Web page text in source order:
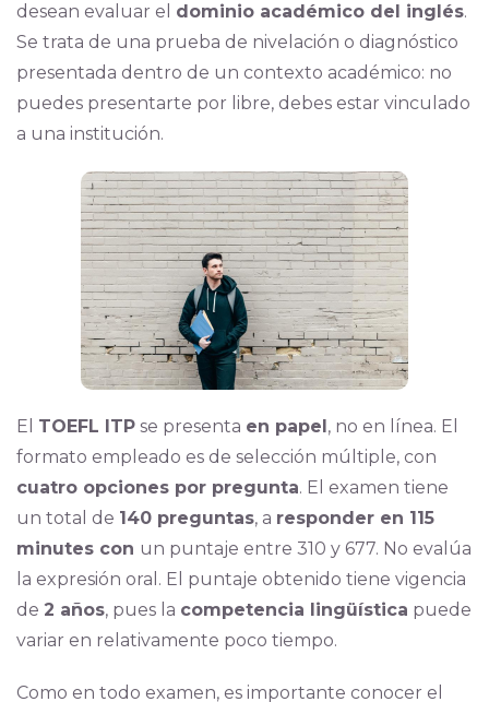
desean evaluar el dominio académico del inglés.
Se trata de una prueba de nivelación o diagnóstico
presentada dentro de un contexto académico: no
puedes presentarte por libre, debes estar vinculado
a una institución.
El TOEFL ITP se presenta en papel, no en línea. El
formato empleado es de selección múltiple, con
cuatro opciones por pregunta. El examen tiene
un total de 140 preguntas, a responder en 115
minutes con un puntaje entre 310 y 677. No evalúa
la expresión oral. El puntaje obtenido tiene vigencia
de 2 años, pues la competencia lingüística puede
variar en relativamente poco tiempo.
Como en todo examen, es importante conocer el